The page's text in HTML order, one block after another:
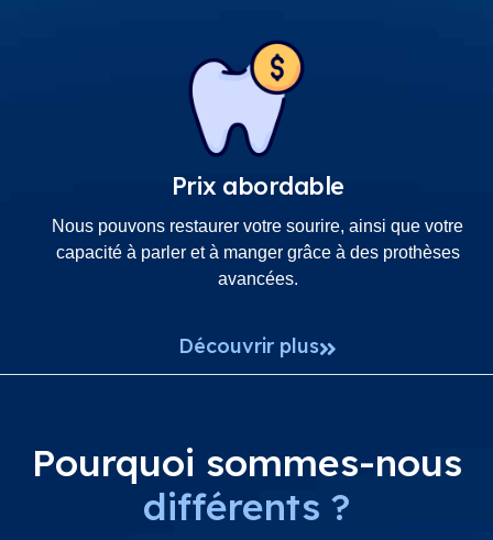
Prix abordable
Nous pouvons restaurer votre sourire, ainsi que votre
capacité à parler et à manger grâce à des prothèses
avancées.
Découvrir plus
Pourquoi sommes-nous
différents ?